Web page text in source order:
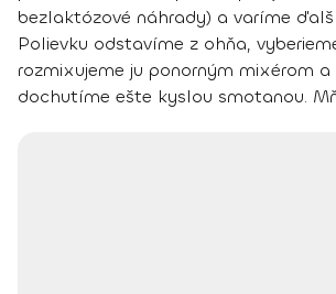
bezlaktózové náhrady) a varíme
Polievku odstavíme z ohňa,
rozmixujeme ju ponorným mixérom
dochutíme ešte kyslou smotanou.